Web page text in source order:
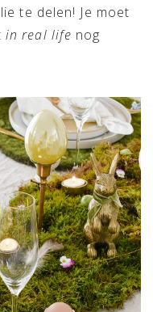
te delen! Je moet
in real life nog